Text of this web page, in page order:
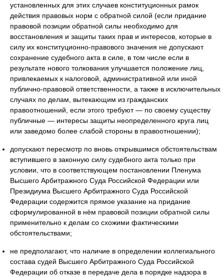
установленных для этих случаев конституционных рамок
действия правовых норм с обратной силой (если придание
правовой позиции обратной силы необходимо для
восстановления и защиты таких прав и интересов, которые в
силу их конституционно-правового значения не допускают
сохранение судебного акта в силе, в том числе если в
результате нового толкования улучшается положение лиц,
привлекаемых к налоговой, административной или иной
публично-правовой ответственности, а также в исключительных
случаях по делам, вытекающим из гражданских
правоотношений, если этого требуют — по своему существу
публичные — интересы защиты неопределенного круга лиц
или заведомо более слабой стороны в правоотношении);
допускают пересмотр по вновь открывшимся обстоятельствам
вступившего в законную силу судебного акта только при
условии, что в соответствующем постановлении Пленума
Высшего Арбитражного Суда Российской Федерации или
Президиума Высшего Арбитражного Суда Российской
Федерации содержится прямое указание на придание
сформулированной в нём правовой позиции обратной силы
применительно к делам со схожими фактическими
обстоятельствами;
не предполагают, что наличие в определении коллегиального
состава судей Высшего Арбитражного Суда Российской
Федерации об отказе в передаче дела в порядке надзора в